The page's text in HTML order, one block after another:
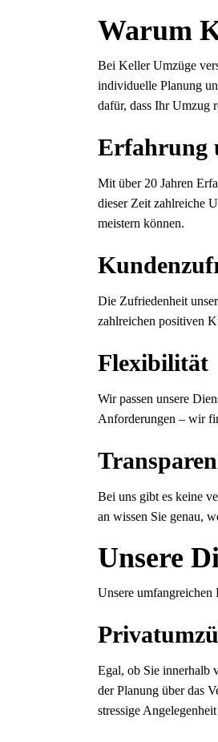
Warum
Bei Keller Umzüge
individuelle Planung
dafür, dass Ihr Umzug
Erfahrung
Mit über 20 Jahren
dieser Zeit zahlreiche
meistern können.
Die Zufriedenheit
zahlreichen positiven
Flexibilität
Wir passen unsere
Anforderungen – wir
Bei uns gibt es keine
an wissen Sie genau,
Unsere
Unsere umfangreichen
Egal, ob Sie innerhalb
der Planung über das
stressige